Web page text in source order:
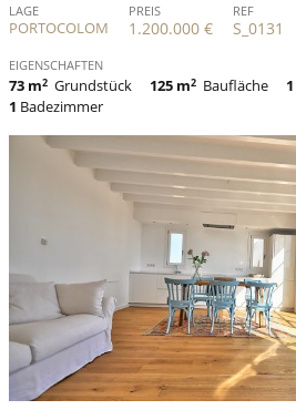
LAGE
PORTOCOLOM
PREIS
1.200.000 €
REF
S_0131
EIGENSCHAFTEN
73 m2 Grundstück 125 m2 Baufläche 1
1 Badezimmer